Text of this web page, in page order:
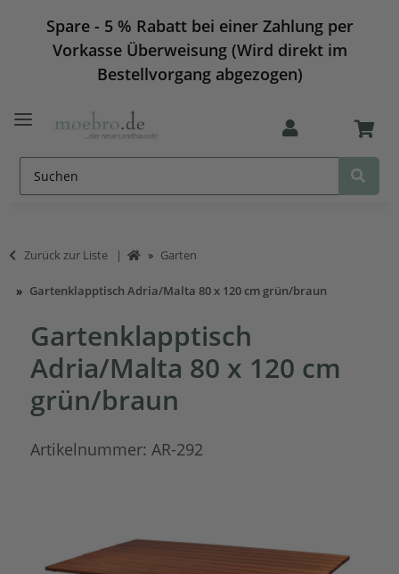
Spare - 5 % Rabatt bei einer Zahlung per
Vorkasse Überweisung (Wird direkt im
Bestellvorgang abgezogen)
Zurück zur Liste Garten
Gartenklapptisch Adria/Malta 80 x 120 cm grün/braun
Gartenklapptisch
Adria/Malta 80 x 120 cm
grün/braun
Artikelnummer: AR-292